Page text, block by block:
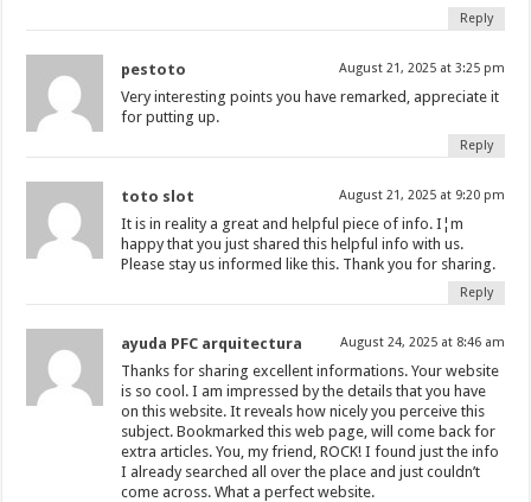
Reply
pestoto August 21, 2025 at 3:25 pm
Very interesting points you have remarked, appreciate it
for putting up.
Reply
toto slot August 21, 2025 at 9:20 pm
It is in reality a great and helpful piece of info. I¦m
happy that you just shared this helpful info with us.
Please stay us informed like this. Thank you for sharing.
Reply
ayuda PFC arquitectura August 24, 2025 at 8:46 am
Thanks for sharing excellent informations. Your website
is so cool. I am impressed by the details that you have
on this website. It reveals how nicely you perceive this
subject. Bookmarked this web page, will come back for
extra articles. You, my friend, ROCK! I found just the info
I already searched all over the place and just couldn’t
come across. What a perfect website.